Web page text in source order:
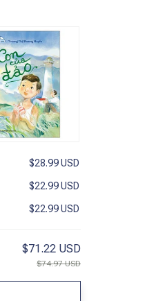
$28.99 USD
$22.99 USD
$22.99 USD
$71.22 USD
$74.97 USD